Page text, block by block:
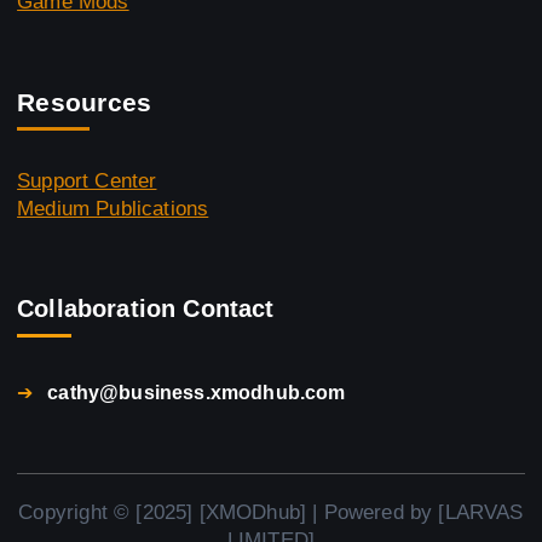
Resources
Support Center
Medium Publications
Collaboration Contact
➔ cathy@business.xmodhub.com
Copyright © [2025] [XMODhub] | Powered by [LARVAS